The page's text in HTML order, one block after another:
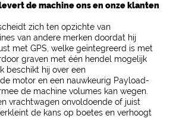
de machine ons en onze klanten
zich ten opzichte van
van andere merken doordat hij
met GPS, welke geïntegreerd is met
graven met één hendel mogelijk
beschikt hij over een
motor en een nauwkeurig Payload-
de machine volumes kan wegen.
vrachtwagen onvoldoende of juist
de kans op boetes en verhoogt